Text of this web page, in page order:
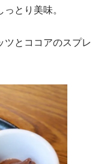
とり美味。
ツとココアのスプレ